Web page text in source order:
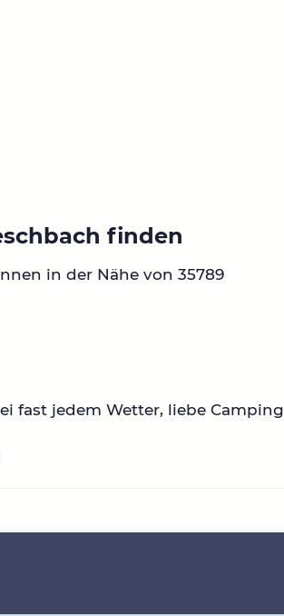
finden
in der Nähe von 35789
fast jedem Wetter, liebe Camping